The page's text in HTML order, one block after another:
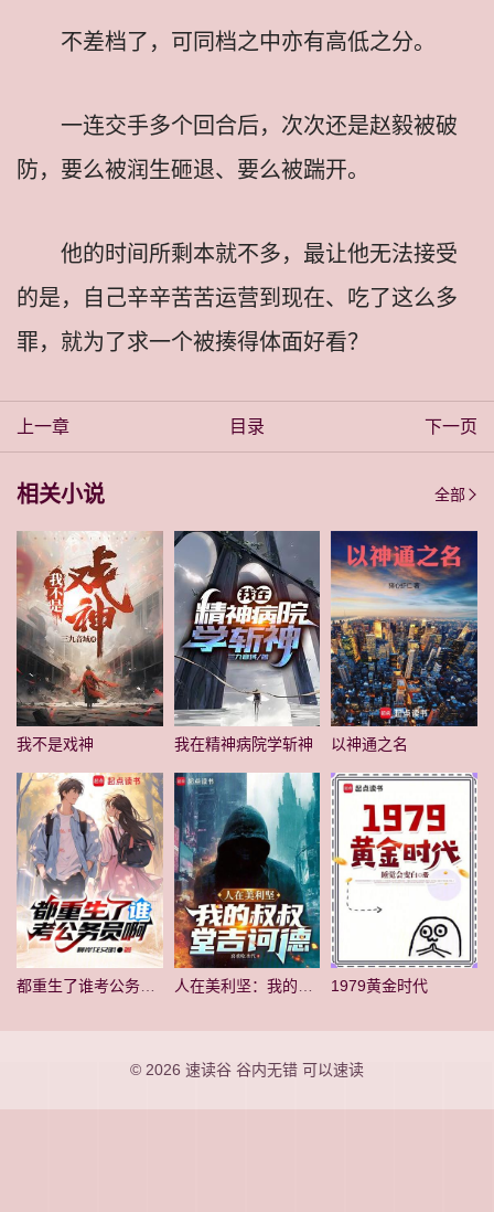
不差档了，可同档之中亦有高低之分。
一连交手多个回合后，次次还是赵毅被破
防，要么被润生砸退、要么被踹开。
他的时间所剩本就不多，最让他无法接受
的是，自己辛辛苦苦运营到现在、吃了这么多
罪，就为了求一个被揍得体面好看？
上一章 目录 下一页
相关小说 全部
我不是戏神 我在精神病院学斩神 以神通之名
1979黄金时代
© 2026 速读谷 谷内无错 可以速读